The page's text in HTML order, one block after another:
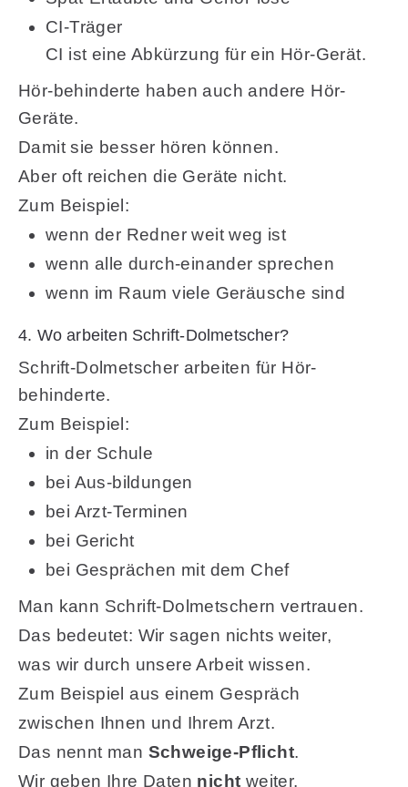
CI-Träger
CI ist eine Abkürzung für ein Hör-Gerät.
Hör-behinderte haben auch andere Hör-
Geräte.
Damit sie besser hören können.
Aber oft reichen die Geräte nicht.
Zum Beispiel:
wenn der Redner weit weg ist
wenn alle durch-einander sprechen
wenn im Raum viele Geräusche sind
4. Wo arbeiten Schrift-Dolmetscher?
Schrift-Dolmetscher arbeiten für Hör-
behinderte.
Zum Beispiel:
in der Schule
bei Aus-bildungen
bei Arzt-Terminen
bei Gericht
bei Gesprächen mit dem Chef
Man kann Schrift-Dolmetschern vertrauen.
Das bedeutet: Wir sagen nichts weiter,
was wir durch unsere Arbeit wissen.
Zum Beispiel aus einem Gespräch
zwischen Ihnen und Ihrem Arzt.
Das nennt man Schweige-Pflicht.
Wir geben Ihre Daten nicht weiter.